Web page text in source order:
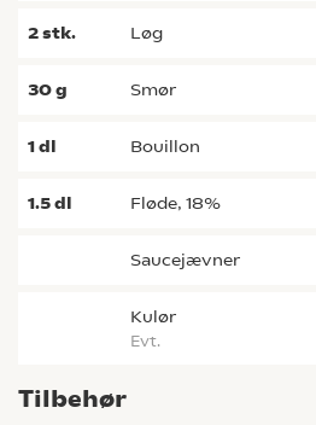
2stk. løg
30g smør
1dl bouillon
1.5dl fløde, 18%
saucejævner
kulør
evt.
Tilbehør